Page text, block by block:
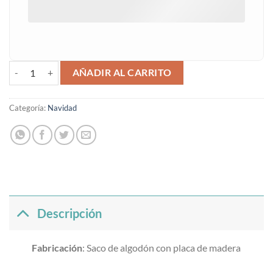
Saco con placa personalizado cantidad
AÑADIR AL CARRITO
Categoría: Navidad
Descripción
Fabricación: Saco de algodón con placa de madera